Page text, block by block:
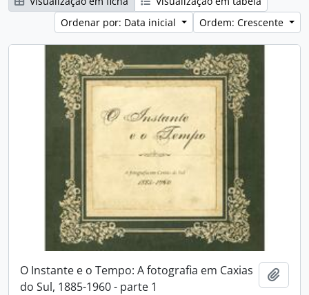
Ordenar por: Data inicial
Ordem: Crescente
O Instante e o Tempo: A fotografia em Caxias
do Sul, 1885-1960 - parte 1